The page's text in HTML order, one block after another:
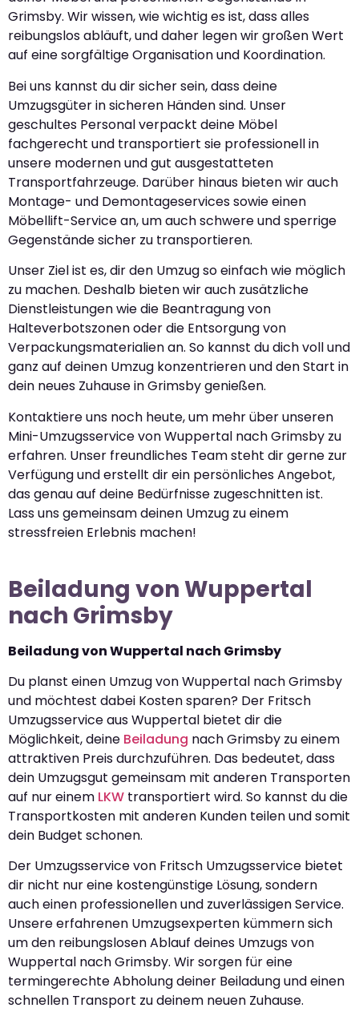
Grimsby. Wir wissen, wie wichtig es ist, dass alles
reibungslos abläuft, und daher legen wir großen Wert
auf eine sorgfältige Organisation und Koordination.
Bei uns kannst du dir sicher sein, dass deine
Umzugsgüter in sicheren Händen sind. Unser
geschultes Personal verpackt deine Möbel
fachgerecht und transportiert sie professionell in
unsere modernen und gut ausgestatteten
Transportfahrzeuge. Darüber hinaus bieten wir auch
Montage- und Demontageservices sowie einen
Möbellift-Service an, um auch schwere und sperrige
Gegenstände sicher zu transportieren.
Unser Ziel ist es, dir den Umzug so einfach wie möglich
zu machen. Deshalb bieten wir auch zusätzliche
Dienstleistungen wie die Beantragung von
Halteverbotszonen oder die Entsorgung von
Verpackungsmaterialien an. So kannst du dich voll und
ganz auf deinen Umzug konzentrieren und den Start in
dein neues Zuhause in Grimsby genießen.
Kontaktiere uns noch heute, um mehr über unseren
Mini-Umzugsservice von Wuppertal nach Grimsby zu
erfahren. Unser freundliches Team steht dir gerne zur
Verfügung und erstellt dir ein persönliches Angebot,
das genau auf deine Bedürfnisse zugeschnitten ist.
Lass uns gemeinsam deinen Umzug zu einem
stressfreien Erlebnis machen!
Beiladung von Wuppertal
nach Grimsby
Beiladung von Wuppertal nach Grimsby
Du planst einen Umzug von Wuppertal nach Grimsby
und möchtest dabei Kosten sparen? Der Fritsch
Umzugsservice aus Wuppertal bietet dir die
Möglichkeit, deine Beiladung nach Grimsby zu einem
attraktiven Preis durchzuführen. Das bedeutet, dass
dein Umzugsgut gemeinsam mit anderen Transporten
auf nur einem LKW transportiert wird. So kannst du die
Transportkosten mit anderen Kunden teilen und somit
dein Budget schonen.
Der Umzugsservice von Fritsch Umzugsservice bietet
dir nicht nur eine kostengünstige Lösung, sondern
auch einen professionellen und zuverlässigen Service.
Unsere erfahrenen Umzugsexperten kümmern sich
um den reibungslosen Ablauf deines Umzugs von
Wuppertal nach Grimsby. Wir sorgen für eine
termingerechte Abholung deiner Beiladung und einen
schnellen Transport zu deinem neuen Zuhause.